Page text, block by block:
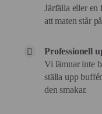
Järfälla eller en
att maten står
Professionell
Vi lämnar inte
ställa upp
den smakar.